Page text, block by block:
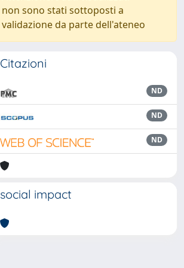
non sono stati sottoposti a
validazione da parte dell'ateneo
Citazioni
ND
ND
ND
social impact